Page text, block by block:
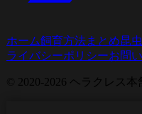
ホーム飼育方法まとめ昆
ライバシーポリシーお問
© 2020-2026 ヘラクレス本